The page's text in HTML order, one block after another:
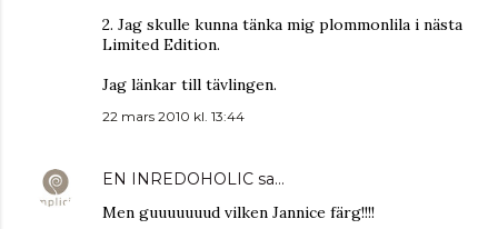
2. Jag skulle kunna tänka mig plommonlila i nästa
Limited Edition.
Jag länkar till tävlingen.
22 mars 2010 kl. 13:44
EN INREDOHOLIC sa…
Men guuuuuuud vilken Jannice färg!!!!